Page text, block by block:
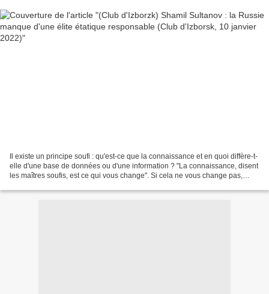
Il existe un principe soufi : qu'est-ce que la connaissance et en quoi diffère-t-
elle d'une base de données ou d'une information ? "La connaissance, disent
les maîtres soufis, est ce qui vous change". Si cela ne vous change pas,